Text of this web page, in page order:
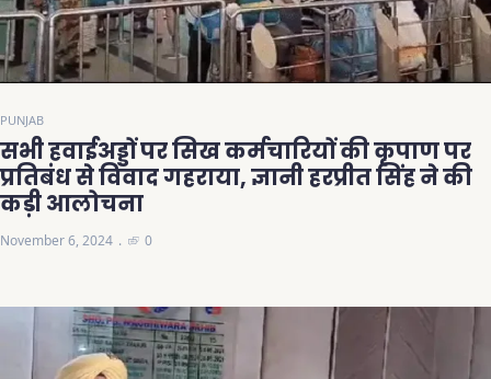
PUNJAB
सभी हवाईअड्डों पर सिख कर्मचारियों की कृपाण पर
प्रतिबंध से विवाद गहराया, ज्ञानी हरप्रीत सिंह ने की
कड़ी आलोचना
November 6, 2024 0